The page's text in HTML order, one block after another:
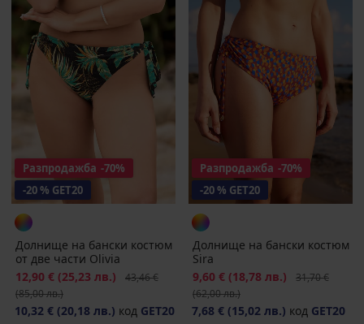
Разпродажба -70%
-20 % GET20
Долнище на бански костюм
от две части Olivia
Намаление
12,90 € (25,23 лв.) Първоначална цена
43,46 €
(85,00 лв.)
10,32 € (20,18 лв.) код GET20
Разпродажба -70%
-20 % GET20
Долнище на бански костюм
Sira
Намаление
9,60 € (18,78 лв.)
31,70 €
(62,00 лв.)
7,68 € (15,02 лв.) код GET20